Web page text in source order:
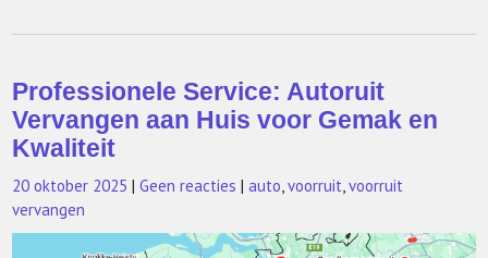
Professionele Service: Autoruit
Vervangen aan Huis voor Gemak en
Kwaliteit
20 oktober 2025 |Geen reacties |auto ,voorruit ,voorruit
vervangen